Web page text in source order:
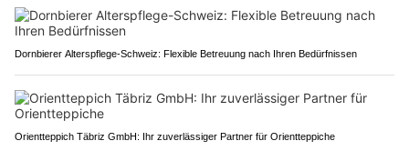
Dornbierer Alterspflege-Schweiz: Flexible Betreuung nach Ihren Bedürfnissen
Orientteppich Täbriz GmbH: Ihr zuverlässiger Partner für Orientteppiche